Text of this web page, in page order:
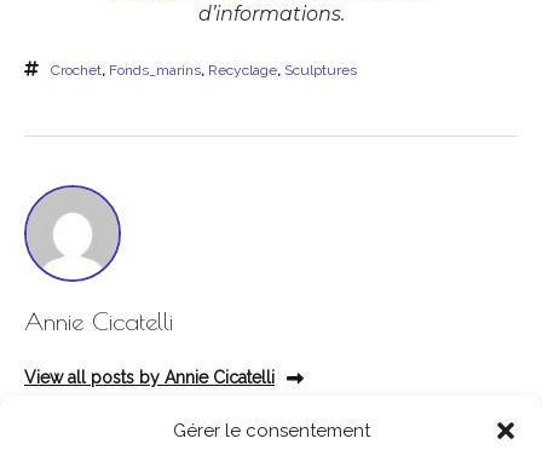
Gérer le consentement
d’informations.
Crochet, Fonds_marins, Recyclage, Sculptures
Annie Cicatelli
View all posts by Annie Cicatelli